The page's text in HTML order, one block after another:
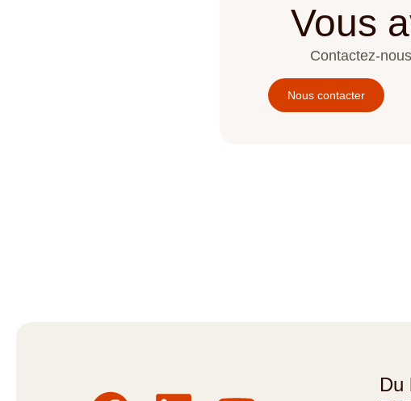
Vous
Contactez-
Nous contacter
Du